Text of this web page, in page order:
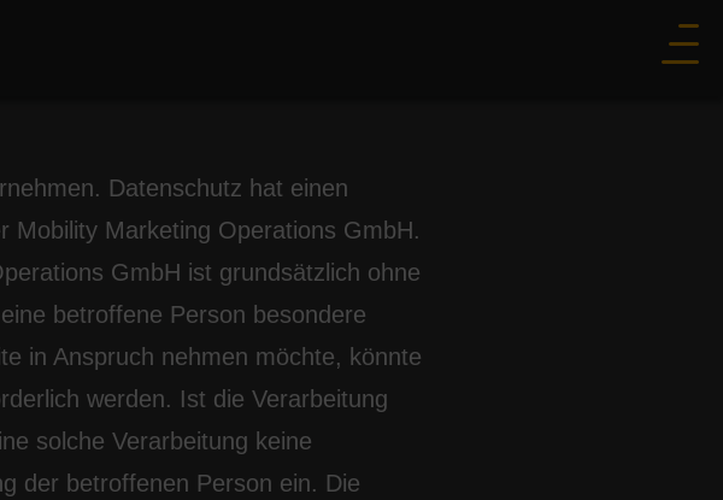
Datenschutz hat einen
Mobility Marketing Operations GmbH.
GmbH ist grundsätzlich ohne
betroffene Person besondere
in Anspruch nehmen möchte, könnte
werden. Ist die Verarbeitung
solche Verarbeitung keine
der betroffenen Person ein. Die